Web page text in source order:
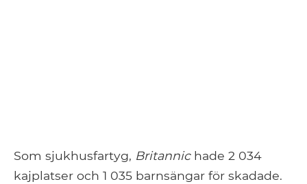
Som sjukhusfartyg, Britannichade 2 034
kajplatser och 1 035 barnsängar för skadade.